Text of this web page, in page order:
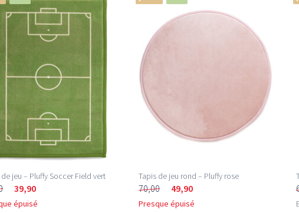
jeu – Pluffy Soccer Field vert
39,90
épuisé
Tapis de jeu rond – Pluffy rose
70,00 49,90
Presque épuisé